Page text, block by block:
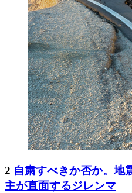
2 自粛すべきか否か。地
主が直面するジレンマ